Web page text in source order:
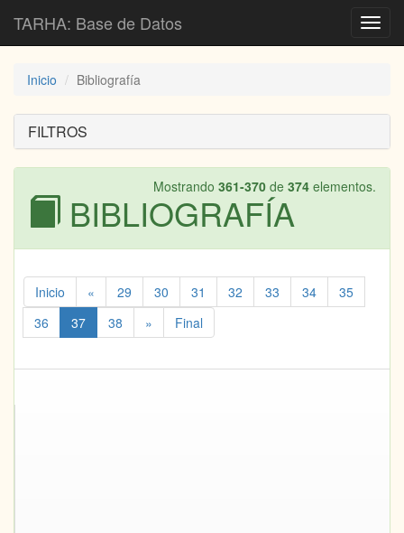
TARHA: Base de Datos
Inicio Bibliografía
FILTROS
Mostrando 361-370 de 374 elementos.
BIBLIOGRAFÍA
Inicio « 29 30 31 32 33 34
35
36
37 38 » Final